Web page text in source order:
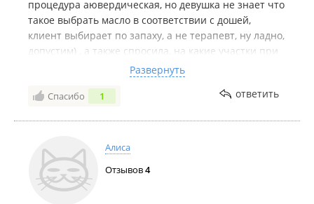
процедура аювердическая, но девушка не знает что
такое выбрать масло в соответствии с дошей,
клиент выбирает по запаху, а не терапевт, ну ладно,
допустим) , а также спросила, на какие участки при
массаже сделать акцент, затем принесла
приветственный чай, я только успела отхлебнуть
глоток, как мне предложили пройти в комнату
процедура понравилась, хотя зачем было
спрашивать, каким участкам тела уделить особое
внимание, если этого сделано не было, как я прочла
отзывы ранее, видимо, это просто такой регламент.
Развернуть
Спасибо 1 ответить
Алиса
Отзывов4